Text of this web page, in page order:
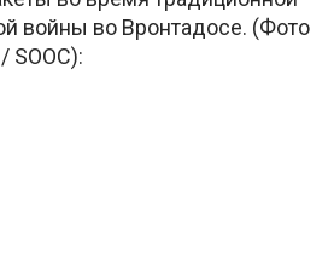
войны во Вронтадосе. (Фото
SOOC):